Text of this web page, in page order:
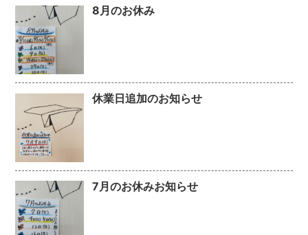
8月のお休み
休業日追加のお知らせ
7月のお休みお知らせ